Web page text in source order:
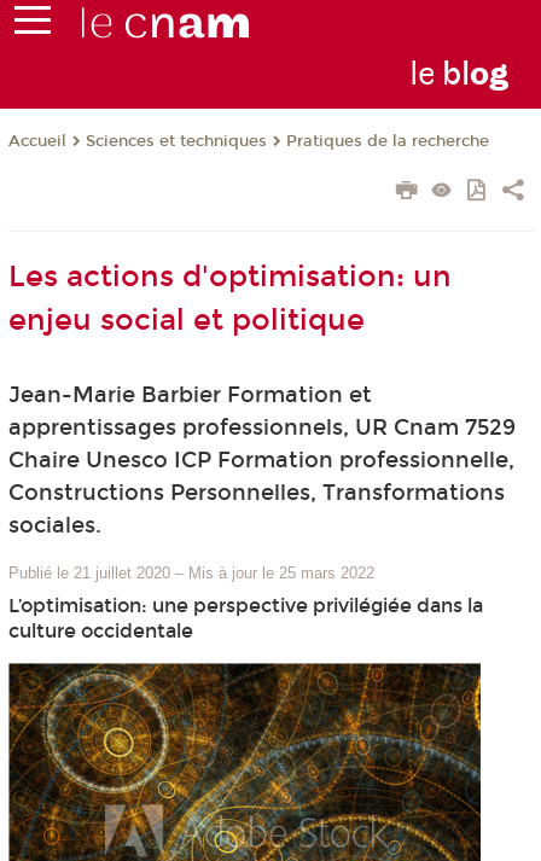
le blog
Accueil Sciences et techniques Pratiques de la recherche
Les actions d'optimisation: un
enjeu social et politique
Jean-Marie Barbier Formation et
apprentissages professionnels, UR Cnam 7529
Chaire Unesco ICP Formation professionnelle,
Constructions Personnelles, Transformations
sociales.
Publié le 21 juillet 2020 – Mis à jour le 25 mars 2022
L’optimisation: une perspective privilégiée dans la
culture occidentale